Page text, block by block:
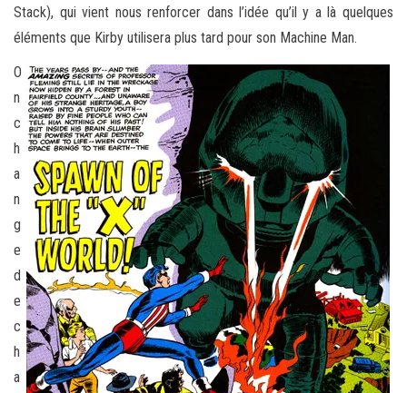
Stack), qui vient nous renforcer dans l’idée qu’il y a là quelques
éléments que Kirby utilisera plus tard pour son Machine Man.
O
n
c
h
a
n
g
e
d
e
c
h
a